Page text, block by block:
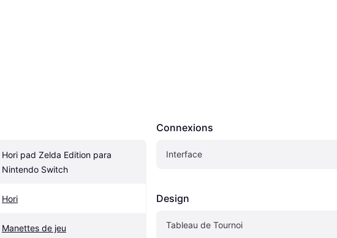
Hori pad Zelda Edition para
Nintendo Switch
Hori
Manettes de jeu
Connexions
Interface
Design
Tableau de Tournoi